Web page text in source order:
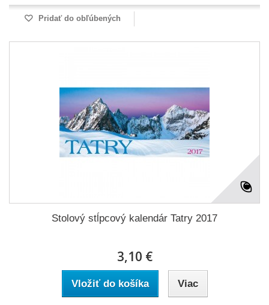
Pridať do obľúbených
Stolový stĺpcový kalendár Tatry 2017
3,10 €
Vložiť do košíka Viac